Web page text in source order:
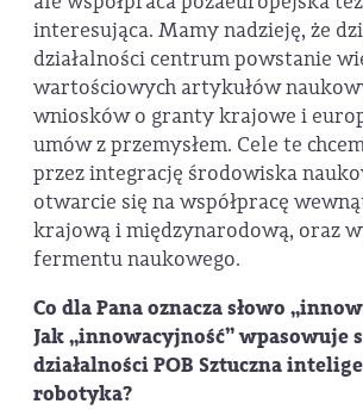
interesująca. Mamy nadzieję, że
działalności centrum powstanie
wartościowych artykułów
wniosków o granty krajowe i
umów z przemysłem. Cele te
przez integrację środowiska
otwarcie się na współpracę
krajową i międzynarodową, oraz
fermentu naukowego.
Co dla Pana oznacza słowo
Jak „innowacyjność” wpasowuje
działalności POB Sztuczna
robotyka?